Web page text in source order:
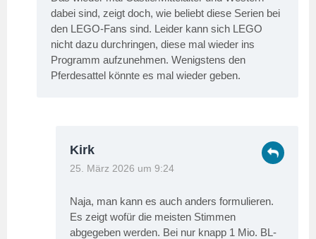
dabei sind, zeigt doch, wie beliebt diese Serien bei
den LEGO-Fans sind. Leider kann sich LEGO
nicht dazu durchringen, diese mal wieder ins
Programm aufzunehmen. Wenigstens den
Pferdesattel könnte es mal wieder geben.
Kirk
25. März 2026 um 9:24
Naja, man kann es auch anders formulieren.
Es zeigt wofür die meisten Stimmen
abgegeben werden. Bei nur knapp 1 Mio. BL-